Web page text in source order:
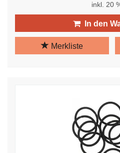
inkl. 20
In den
Merkliste